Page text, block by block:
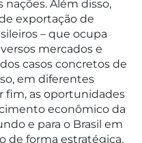
Além disso,
exportação de
– que ocupa
mercados e
casos concretos de
em diferentes
fim, as oportunidades
econômico da
e para o Brasil em
de forma estratégica.